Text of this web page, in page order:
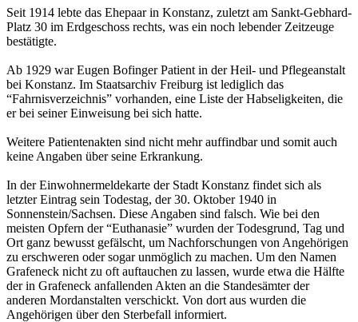
Seit 1914 lebte das Ehepaar in Konstanz, zuletzt am Sankt-Gebhard-
Platz 30 im Erdgeschoss rechts, was ein noch lebender Zeitzeuge
bestätigte.
Ab 1929 war Eugen Bofinger Patient in der Heil- und Pflegeanstalt
bei Konstanz. Im Staatsarchiv Freiburg ist lediglich das
“Fahrnisverzeichnis” vorhanden, eine Liste der Habseligkeiten, die
er bei seiner Einweisung bei sich hatte.
Weitere Patientenakten sind nicht mehr auffindbar und somit auch
keine Angaben über seine Erkrankung.
In der Einwohnermeldekarte der Stadt Konstanz findet sich als
letzter Eintrag sein Todestag, der 30. Oktober 1940 in
Sonnenstein/Sachsen. Diese Angaben sind falsch. Wie bei den
meisten Opfern der “Euthanasie” wurden der Todesgrund, Tag und
Ort ganz bewusst gefälscht, um Nachforschungen von Angehörigen
zu erschweren oder sogar unmöglich zu machen. Um den Namen
Grafeneck nicht zu oft auftauchen zu lassen, wurde etwa die Hälfte
der in Grafeneck anfallenden Akten an die Standes­ämter der
anderen Mordanstalten verschickt. Von dort aus wurden die
Angehörigen über den Sterbefall informiert.